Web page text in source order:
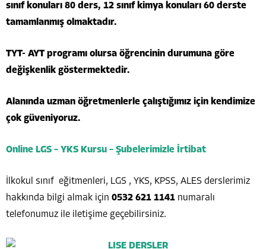
sınıf konuları 80 ders, 12 sınıf kimya konuları 60 derste
tamamlanmış olmaktadır.
TYT- AYT programı olursa öğrencinin durumuna göre
değişkenlik göstermektedir.
Alanında uzman öğretmenlerle çalıştığımız için kendimize
çok güveniyoruz.
Online LGS – YKS Kursu – Şubelerimizle İrtibat
İlkokul sınıf eğitmenleri, LGS , YKS, KPSS, ALES derslerimiz
hakkında bilgi almak için 0532 621 1141 numaralı
telefonumuz ile iletişime geçebilirsiniz.